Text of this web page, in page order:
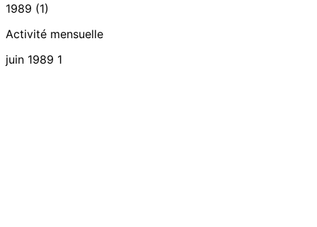
1989 (1)
Activité mensuelle
juin 1989 1